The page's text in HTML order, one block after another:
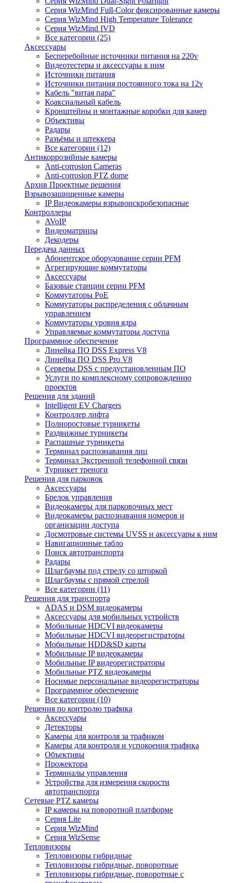
Серия WizMind Full-Color фиксированные камеры
Серия WizMind High Temperature Tolerance
Серия WizMind IVD
Все категории (25)
Аксессуары
Бесперебойные источники питания на 220v
Видеотестеры и аксессуары к ним
Источники питания
Источники питания постоянного тока на 12v
Кабель "витая пара"
Коаксиальный кабель
Кронштейны и монтажные коробки для камер
Объективы
Радары
Разъёмы и штеккера
Все категории (12)
Антикоррозийные камеры
Anti-corrosion Cameras
Anti-corrosion PTZ dome
Архив Проектные решения
Взрывозащищенные камеры
IP Видеокамеры взрывоискробезопасные
Контроллеры
AVoIP
Видеоматрицы
Декодеры
Передача данных
Абонентское оборудование серии PFM
Агрегирующие коммутаторы
Аксессуары
Базовые станции серии PFM
Коммутаторы PoE
Коммутаторы распределения с облачным
управлением
Коммутаторы уровня ядра
Управляемые коммутаторы доступа
Программное обеспечение
Линейка ПО DSS Express V8
Линейка ПО DSS Pro V8
Серверы DSS с предустановленным ПО
Услуги по комплексному сопровождению
проектов
Решения для зданий
Intelligent EV Chargers
Контроллер лифта
Полноростовые турникеты
Раздвижные турникеты
Распашные турникеты
Терминал распознавания лиц
Терминал Экстренной телефонной связи
Турникет треноги
Решения для парковок
Аксессуары
Брелок управления
Видеокамеры для парковочных мест
Видеокамеры распознавания номеров и
организации доступа
Досмотровые системы UVSS и аксессуары к ним
Навигационные табло
Поиск автотранспорта
Радары
Шлагбаумы под стрелу со шторкой
Шлагбаумы с прямой стрелой
Все категории (11)
Решения для транспорта
ADAS и DSM видеокамеры
Аксессуары для мобильных устройств
Мобильные HDCVI видеокамеры
Мобильные HDCVI видеорегистраторы
Мобильные HDD&SD карты
Мобильные IP видеокамеры
Мобильные IP видеорегистраторы
Мобильные PTZ видеокамеры
Носимые персональные видеорегистраторы
Программное обеспечение
Все категории (10)
Решения по контролю трафика
Аксессуары
Детекторы
Камеры для контроля за трафиком
Камеры для контроля и успокоения трафика
Объективы
Прожектора
Терминалы управления
Устройства для измерения скорости
автотранспорта
Сетевые PTZ камеры
IP камеры на поворотной платформе
Серия Lite
Серия WizMind
Серия WizSense
Тепловизоры
Тепловизоры гибридные
Тепловизоры гибридные, поворотные
Тепловизоры гибридные, поворотные с